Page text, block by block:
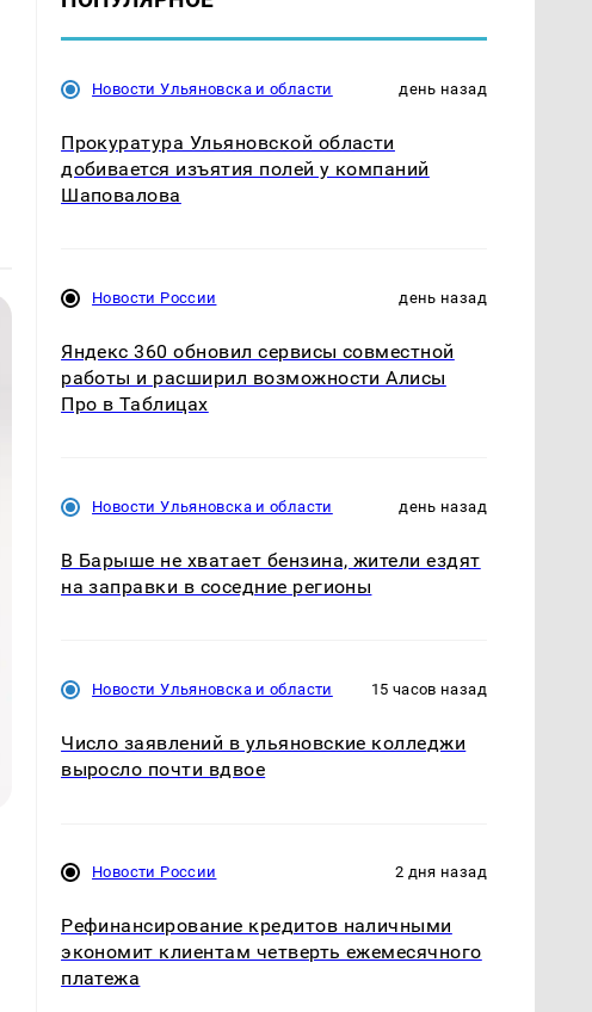
Новости Ульяновска и области день назад
Прокуратура Ульяновской области
добивается изъятия полей у компаний
Шаповалова
Новости России день назад
Яндекс 360 обновил сервисы совместной
работы и расширил возможности Алисы
Про в Таблицах
Новости Ульяновска и области день назад
В Барыше не хватает бензина, жители ездят
на заправки в соседние регионы
Новости Ульяновска и области 15 часов назад
Число заявлений в ульяновские колледжи
выросло почти вдвое
Новости России 2 дня назад
Рефинансирование кредитов наличными
экономит клиентам четверть ежемесячного
платежа